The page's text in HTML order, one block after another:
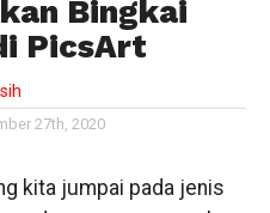
Bingkai
PicsArt
27th, 2020
kita jumpai pada jenis